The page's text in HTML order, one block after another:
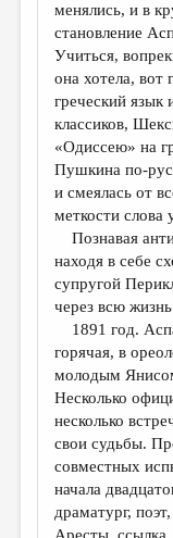
менялись, и в
становление
Учиться,
она хотела, вот
греческий язык
классиков,
«Одиссею» на
Пушкина по-
и смеялась от
меткости слова
Познавая
находя в себе
супругой
через всю
1891 год.
горячая, в
молодым
Несколько
несколько
свои судьбы.
совместных
начала
драматург,